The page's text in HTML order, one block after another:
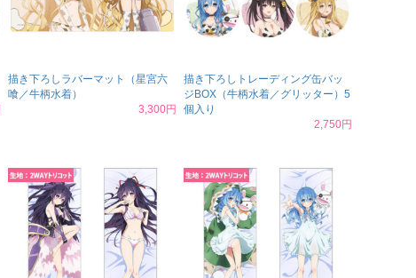
描き下ろしラバーマット（星宮六
喰／牛柄水着）
3,300円
描き下ろしトレーディング缶バッ
ジBOX（牛柄水着／グリッター）5
個入り
2,750円